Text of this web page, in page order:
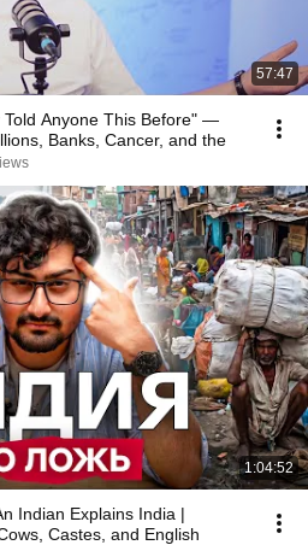
57:47
Told Anyone This Before" —
Banks, Cancer, and the
1:04:52
Indian Explains India |
Castes, and English